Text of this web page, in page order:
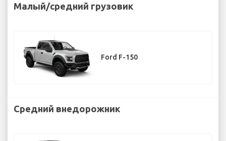
Малый/средний грузовик
Ford F-150
Средний внедорожник